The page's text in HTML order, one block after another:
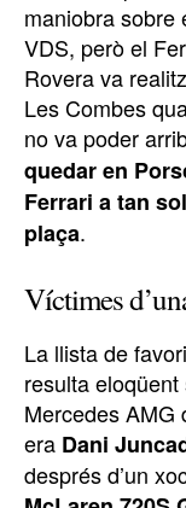
maniobra sobre
VDS, però el
Rovera va
Les Combes
no va poder
quedar en
Ferrari a tan
plaça.
Víctimes
La llista de
resulta
Mercedes AMG
era Dani
després d’un